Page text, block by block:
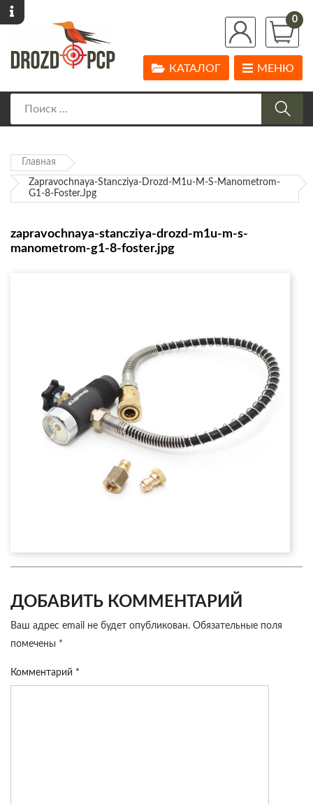
0
МЕНЮ
КАТАЛОГ
Главная
Zapravochnaya-Stancziya-Drozd-M1u-M-S-Manometrom-
G1-8-Foster.jpg
zapravochnaya-stancziya-drozd-m1u-m-s-
manometrom-g1-8-foster.jpg
ДОБАВИТЬ КОММЕНТАРИЙ
Ваш адрес email не будет опубликован. Обязательные поля
помечены *
Комментарий *